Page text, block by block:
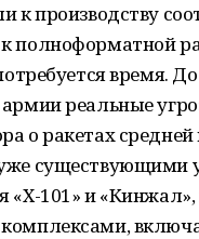
к производству
полноформатной
время.
реальные
о ракетах
существующими
«Х-101» и